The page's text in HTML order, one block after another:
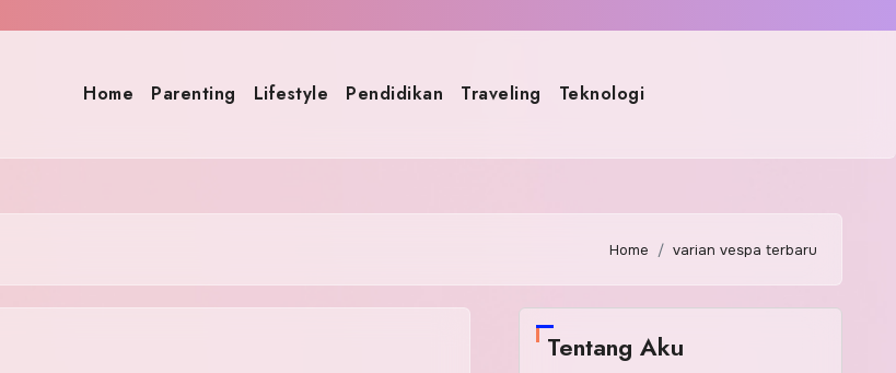
Home Parenting Lifestyle Pendidikan Traveling Teknologi
Home varian vespa terbaru
Tentang Aku